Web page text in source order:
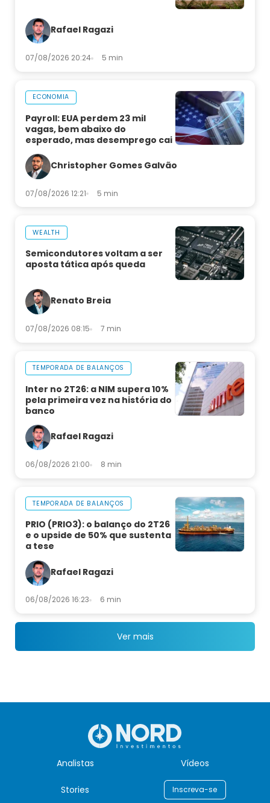
Rafael Ragazi
07/08/2026 20:24 5 min
ECONOMIA
Payroll: EUA perdem 23 mil
vagas, bem abaixo do
esperado, mas desemprego cai
Christopher Gomes Galvão
07/08/2026 12:21 5 min
WEALTH
Semicondutores voltam a ser
aposta tática após queda
Renato Breia
07/08/2026 08:15 7 min
TEMPORADA DE BALANÇOS
Inter no 2T26: a NIM supera 10%
pela primeira vez na história do
banco
Rafael Ragazi
06/08/2026 21:00 8 min
TEMPORADA DE BALANÇOS
PRIO (PRIO3): o balanço do 2T26
e o upside de 50% que sustenta
a tese
Rafael Ragazi
06/08/2026 16:23 6 min
Ver mais
Analistas Vídeos
Stories Inscreva-se